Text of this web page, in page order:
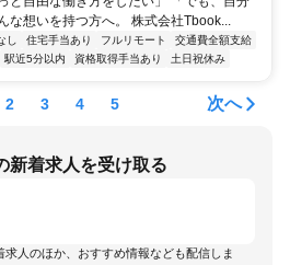
な想いを持つ方へ。 株式会社Tbook...
し 住宅手当あり フルリモート
交通費全額支給
駅近5分以内 資格取得手当あり 土日祝休み
2 3 4 5 次へ
新着求人を受け取る
求人のほか、おすすめ情報なども配信しま